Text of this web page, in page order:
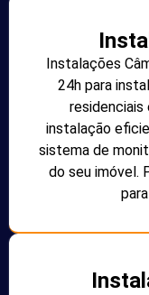
Instalações
24h para
residenciais
instalação
sistema de
do seu imóvel.